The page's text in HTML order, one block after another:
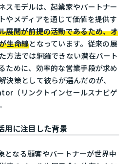
スモデルは、起業家やパートナー
やメディアを通じて価値を提供す
展開が前提の活動であるため、オ
生命線となっています。従来の展
方法では網羅できない潜在パート
ために、効率的な営業手段が求め
決策として彼らが選んだのが、
（リンクトインセールスナビゲ
に注目した背景
なる顧客やパートナーが世界中